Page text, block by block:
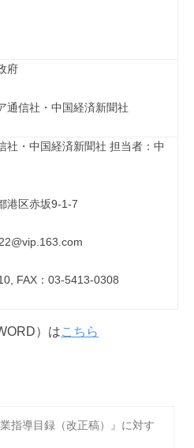
府
通信社・中国経済新聞社
社・中国経済新聞社 担当者：中
港区赤坂9-1-7
FAX：03-5413-0308
）はこちら
指導目録（改正稿）』に対す